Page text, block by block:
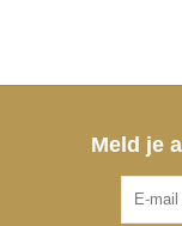
Meld je